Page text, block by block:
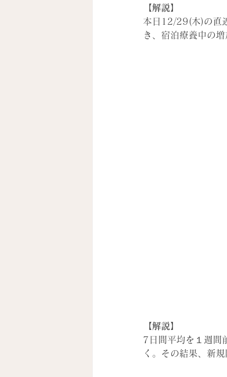
【解説】
本日12/29(木)の直
き、宿泊療養中の
【解説】
7日間平均を１週間
く。その結果、新